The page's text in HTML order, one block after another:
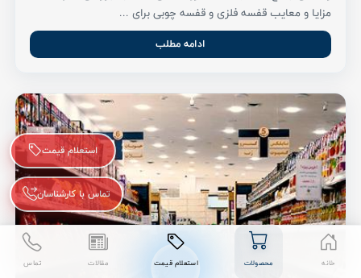
مزایا و معایب قفسه فلزی و قفسه چوبی برای ...
ادامه مطلب
تماس با کارشناسان
استعلام قیمت
خانه محصولات استعلام قیمت مقالات تماس